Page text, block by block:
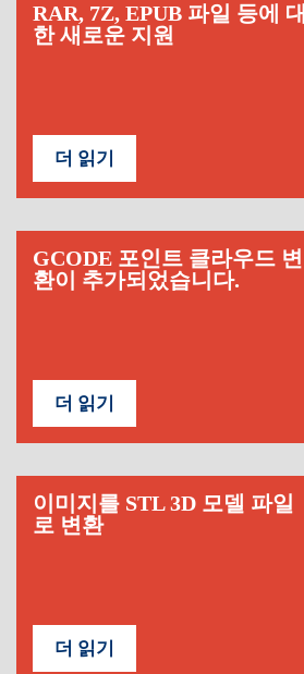
RAR, 7Z, EPUB 파일 등에 대
한 새로운 지원
더 읽기
GCODE 포인트 클라우드 변
환이 추가되었습니다.
더 읽기
이미지를 STL 3D 모델 파일
로 변환
더 읽기